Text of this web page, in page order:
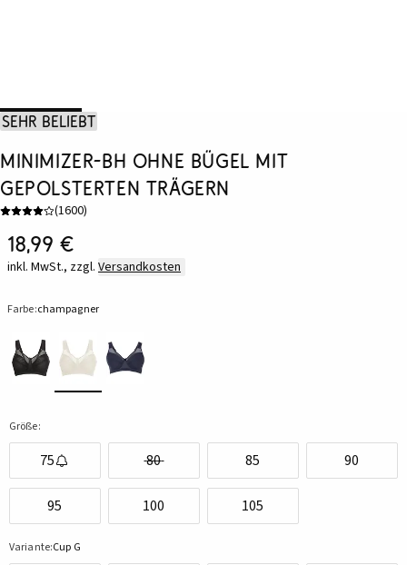
Sehr beliebt
Minimizer-BH ohne Bügel mit
gepolsterten Trägern
(1600)
18,99 €
inkl. MwSt., zzgl. Versandkosten
Farbe:champagner
Größe:
75 80 85 90
95 100 105
Variante:Cup G